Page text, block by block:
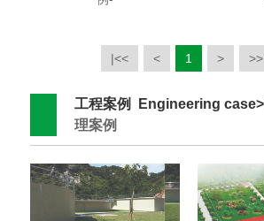
|<< < 1 >
工程案例 Engineering case>
理案例